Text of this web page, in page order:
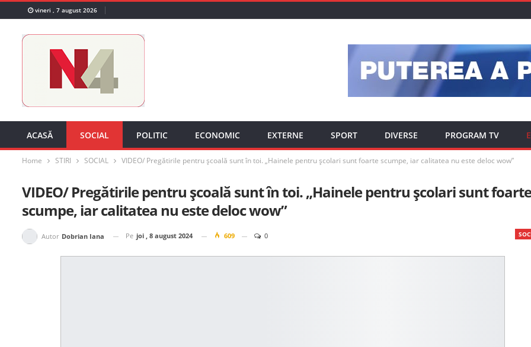
vineri , 7 august 2026
ACASĂ SOCIAL POLITIC ECONOMIC EXTERNE SPORT DIVERSE PROGRAM TV
Home STIRI SOCIAL VIDEO/ Pregătirile pentru școală sunt în toi. „Hainele pentru școlari sunt foarte scumpe, iar calitatea nu este deloc wow”
VIDEO/ Pregătirile pentru școală sunt în toi. „Hainele pentru școlari sunt foarte
scumpe, iar calitatea nu este deloc wow”
Autor Dobrian Iana Pe joi , 8 august 2024 609 0